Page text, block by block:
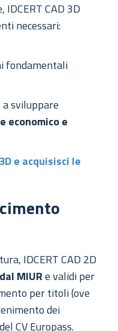
IDCERT CAD 3D
necessari:
fondamentali
sviluppare
economico e
e acquisisci le
IDCERT CAD 2D
MIURe validi per
per titoli (ove
dei
CV Europass.